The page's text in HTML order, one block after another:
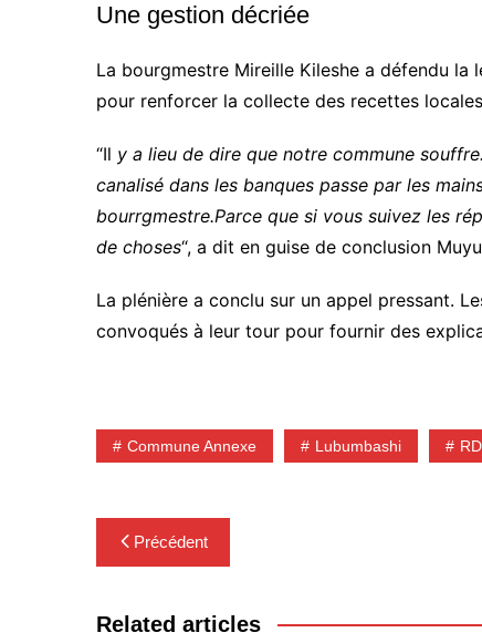
Une gestion décriée
La bourgmestre Mireille Kileshe a défendu la
pour renforcer la collecte des recettes
“Il y a lieu de dire que notre commune
canalisé dans les banques passe par les
bourrgmestre.Parce que si vous suivez les
de choses“, a dit en guise de conclusion
La plénière a conclu sur un appel pressant.
convoqués à leur tour pour fournir des
Commune Annexe Lubumbashi
Navigation
de
l’article
Précédent
Related articles